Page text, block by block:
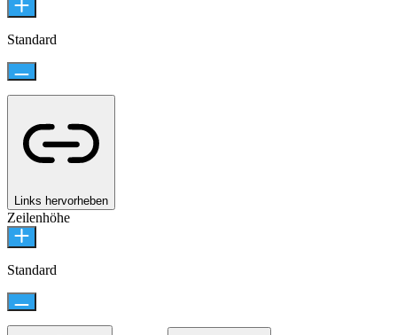
Standard
Links hervorheben
Zeilenhöhe
Standard